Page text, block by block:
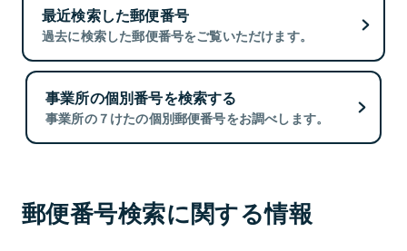
最近検索した郵便番号
過去に検索した郵便番号をご覧いただけます。
事業所の個別番号を検索する
事業所の７けたの個別郵便番号をお調べします。
郵便番号検索に関する情報